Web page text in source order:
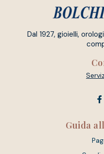
Dal 1927, gioielli,
Guida